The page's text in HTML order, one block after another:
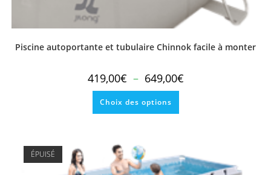
Piscine autoportante et tubulaire Chinnok facile à monter
419,00€ – 649,00€Plage
de
Choix des options
Ce
a
peuvent
être
choisies
ÉPUISÉ